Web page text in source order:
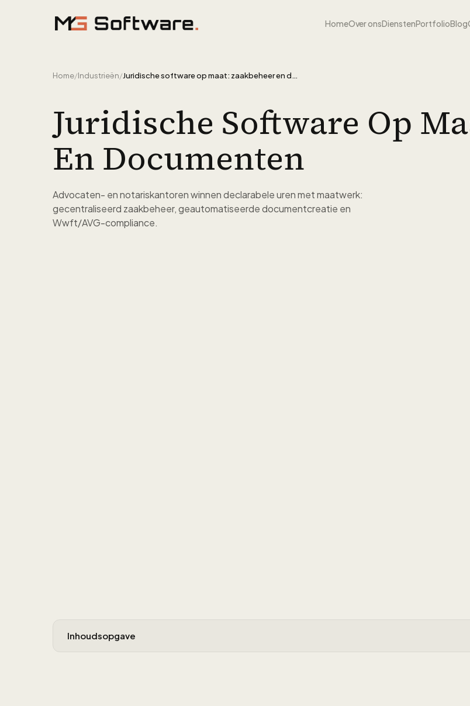
HomeOver onsDienstenPortfolioBlog
Home/Industrieën/ Juridische software op maat: zaakbeheer en documenten
Juridische Software Op
En Documenten
Advocaten- en notariskantoren winnen declarabele uren met maatwerk:
gecentraliseerd zaakbeheer, geautomatiseerde documentcreatie en
Wwft/AVG-compliance.
Inhoudsopgave